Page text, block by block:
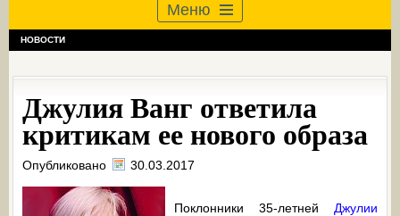
Меню
НОВОСТИ
Джулия Ванг ответила
критикам ее нового образа
Опубликовано 30.03.2017
Поклонники 35-летней Джулии